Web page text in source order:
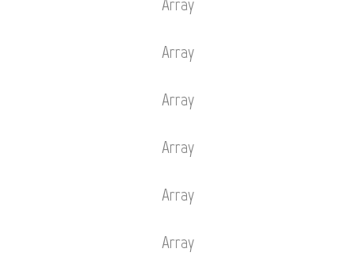
Array
Array
Array
Array
Array